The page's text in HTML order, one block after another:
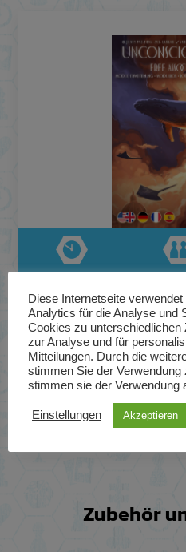
Das
Erweiterung
ZUM
Zubehör
Diese Internetseite
Analytics für die Analyse und
Cookies zu unterschiedlichen
zur Analyse und für
Mitteilungen. Durch die
stimmen Sie der
stimmen sie der Verwendung
Einstellungen Akzeptieren